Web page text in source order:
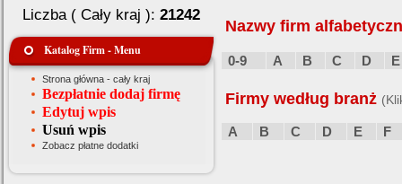
Liczba ( Cały kraj ): 21242
Katalog Firm - Menu
Strona główna - cały kraj
Bezpłatnie dodaj firmę
Edytuj wpis
Usuń wpis
Zobacz płatne dodatki
Nazwy firm
0-9 A B C D E
Firmy według branż
A B C D E F